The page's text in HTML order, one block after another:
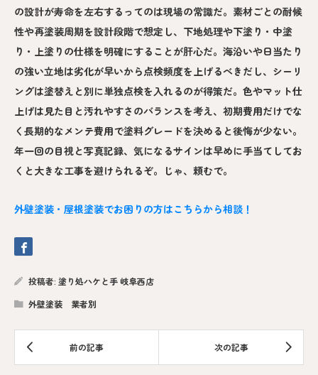
の設計が寿命を左右するってのは現場の常識だ。素材ごとの耐候
性や再塗装周期を設計段階で想定し、下地処理や下塗り・中塗
り・上塗りの仕様を明確にすることが肝心だ。海沿いや日当たり
の強い立地は劣化が早いから点検頻度を上げるべきだし、シーリ
ングは塗替えと別に単独点検を入れるのが得策だ。色やマット仕
上げは見た目と汚れやすさのバランスを考え、初期費用だけでな
く長期的なメンテ費用で塗料グレードを決めると後悔が少ない。
年一回の目視と写真記録、気になるサインは早めに手当てしてお
くと大きな工事を避けられるぞ。じゃ、頼むで。
外壁塗装・屋根塗装でお困りの方はこちらから相談！
投稿者: 塗り処ハケと手 岐阜西店
外壁塗装 業者別